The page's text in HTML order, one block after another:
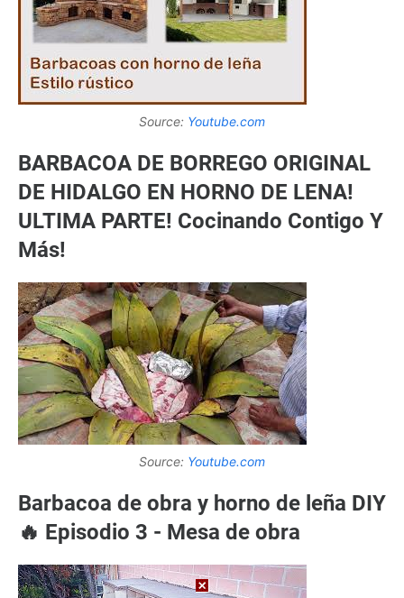
Source: Youtube.com
BARBACOA DE BORREGO ORIGINAL
DE HIDALGO EN HORNO DE LENA!
ULTIMA PARTE! Cocinando Contigo Y
Más!
Source: Youtube.com
Barbacoa de obra y horno de leña DIY
🔥 Episodio 3 - Mesa de obra